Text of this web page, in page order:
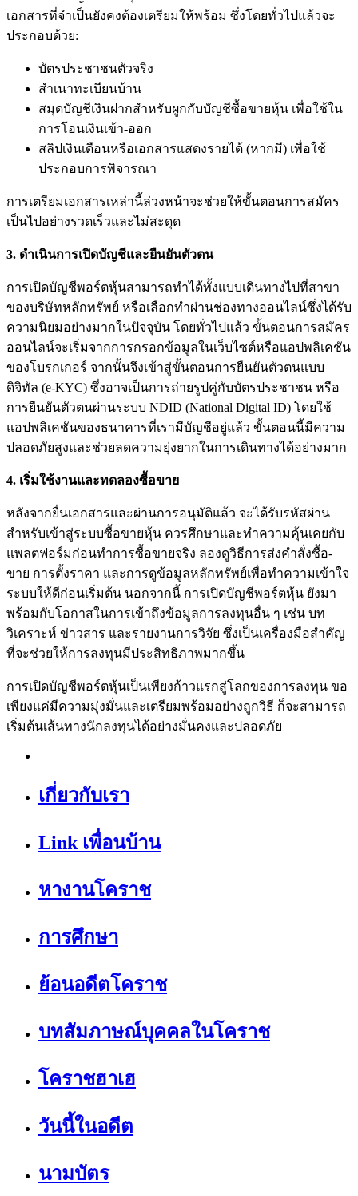
เอกสารที่จำเป็นยังคงต้องเตรียมให้พร้อม ซึ่งโดยทั่วไปแล้วจะ
ประกอบด้วย:
บัตรประชาชนตัวจริง
สำเนาทะเบียนบ้าน
สมุดบัญชีเงินฝากสำหรับผูกกับบัญชีซื้อขายหุ้น เพื่อใช้ใน
การโอนเงินเข้า-ออก
สลิปเงินเดือนหรือเอกสารแสดงรายได้ (หากมี) เพื่อใช้
ประกอบการพิจารณา
การเตรียมเอกสารเหล่านี้ล่วงหน้าจะช่วยให้ขั้นตอนการสมัคร
เป็นไปอย่างรวดเร็วและไม่สะดุด
3. ดำเนินการเปิดบัญชีและยืนยันตัวตน
การเปิดบัญชีพอร์ตหุ้นสามารถทำได้ทั้งแบบเดินทางไปที่สาขา
ของบริษัทหลักทรัพย์ หรือเลือกทำผ่านช่องทางออนไลน์ซึ่งได้รับ
ความนิยมอย่างมากในปัจจุบัน โดยทั่วไปแล้ว ขั้นตอนการสมัคร
ออนไลน์จะเริ่มจากการกรอกข้อมูลในเว็บไซต์หรือแอปพลิเคชัน
ของโบรกเกอร์ จากนั้นจึงเข้าสู่ขั้นตอนการยืนยันตัวตนแบบ
ดิจิทัล (e-KYC) ซึ่งอาจเป็นการถ่ายรูปคู่กับบัตรประชาชน หรือ
การยืนยันตัวตนผ่านระบบ NDID (National Digital ID) โดยใช้
แอปพลิเคชันของธนาคารที่เรามีบัญชีอยู่แล้ว ขั้นตอนนี้มีความ
ปลอดภัยสูงและช่วยลดความยุ่งยากในการเดินทางได้อย่างมาก
4. เริ่มใช้งานและทดลองซื้อขาย
หลังจากยื่นเอกสารและผ่านการอนุมัติแล้ว จะได้รับรหัสผ่าน
สำหรับเข้าสู่ระบบซื้อขายหุ้น ควรศึกษาและทำความคุ้นเคยกับ
แพลตฟอร์มก่อนทำการซื้อขายจริง ลองดูวิธีการส่งคำสั่งซื้อ-
ขาย การตั้งราคา และการดูข้อมูลหลักทรัพย์เพื่อทำความเข้าใจ
ระบบให้ดีก่อนเริ่มต้น นอกจากนี้ การเปิดบัญชีพอร์ตหุ้น ยังมา
พร้อมกับโอกาสในการเข้าถึงข้อมูลการลงทุนอื่น ๆ เช่น บท
วิเคราะห์ ข่าวสาร และรายงานการวิจัย ซึ่งเป็นเครื่องมือสำคัญ
ที่จะช่วยให้การลงทุนมีประสิทธิภาพมากขึ้น
การเปิดบัญชีพอร์ตหุ้นเป็นเพียงก้าวแรกสู่โลกของการลงทุน ขอ
เพียงแค่มีความมุ่งมั่นและเตรียมพร้อมอย่างถูกวิธี ก็จะสามารถ
เริ่มต้นเส้นทางนักลงทุนได้อย่างมั่นคงและปลอดภัย
เกี่ยวกับเรา
Link เพื่อนบ้าน
หางานโคราช
การศึกษา
ย้อนอดีตโคราช
บทสัมภาษณ์บุคคลในโคราช
โคราชฮาเฮ
วันนี้ในอดีต
นามบัตร